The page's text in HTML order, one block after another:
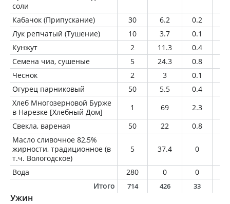
соли
Кабачок (Припускание) 30 6.2 0.2
Лук репчатый (Тушение)
10 3.7 0.1
Кунжут
2 11.3 0.4
Семена чиа, сушеные
5 24.3 0.8
Чеснок
2 3 0.1
Огурец парниковый
50 5.5 0.4
Хлеб Многозерновой Бурже
в Нарезке [Хлебный Дом]
1 69 2.3
Свекла, вареная
50 22 0.8
Масло сливочное 82,5%
жирности, традиционное (в
т.ч. Вологодское)
5 37.4 0
Вода 280 0 0
Итого
714 426 33
Ужин